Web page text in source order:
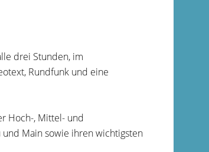
drei Stunden, im
Rundfunk und eine
Hoch-, Mittel- und
Main sowie ihren wichtigsten